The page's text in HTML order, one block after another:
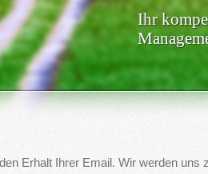
Ihr
Erhalt Ihrer Email. Wir werden uns